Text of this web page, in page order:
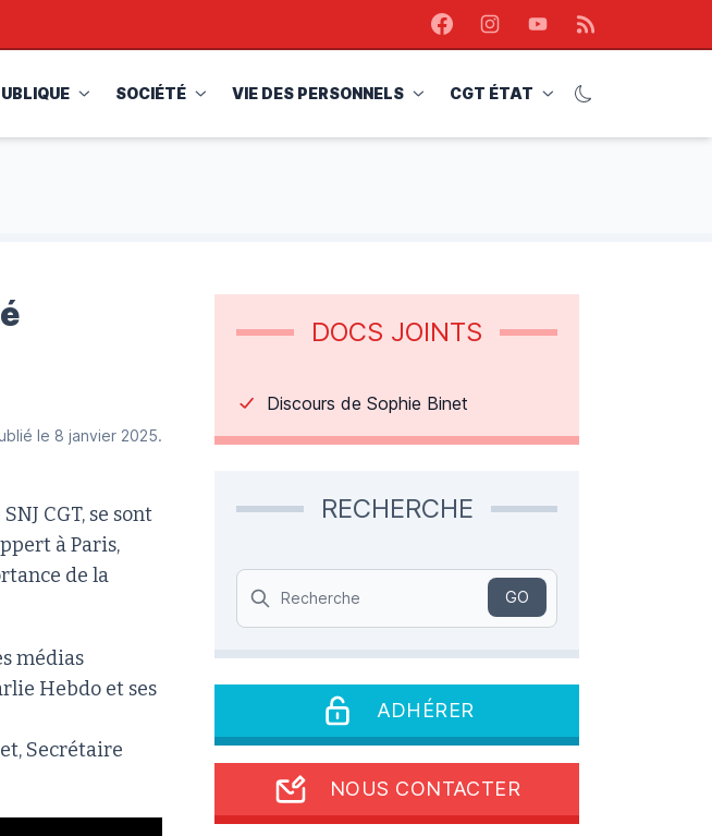
FacebookInstagramYoutube
RSS
SOCIÉTÉ VIE DES PERSONNELS CGT ÉTAT
le 8 janvier 2025.
CGT, se sont
à Paris,
de la
médias
Hebdo et ses
Secrétaire
DOCS JOINTS
Discours de Sophie Binet
RECHERCHE
Search
GO
ADHÉRER
NOUS CONTACTER